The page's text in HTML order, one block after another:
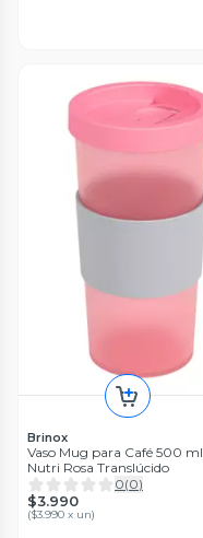
Brinox
Vaso Mug para Café 500 ml
Nutri Rosa Translúcido
0(0)
$3.990
($3.990 x un)